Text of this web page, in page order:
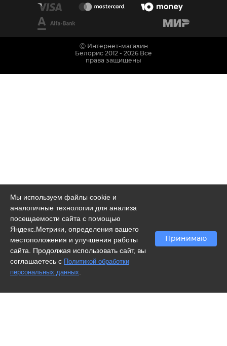
Мы используем файлы cookie и
аналогичные технологии для анализа
посещаемости сайта с помощью
Яндекс.Метрики, определения вашего
местоположения и улучшения работы
сайта. Продолжая использовать сайт, вы
соглашаетесь с Политикой обработки
персональных данных
Принимаю
Ⓒ Интернет-магазин
Белорис 2012 - 2026 Все
права защищены